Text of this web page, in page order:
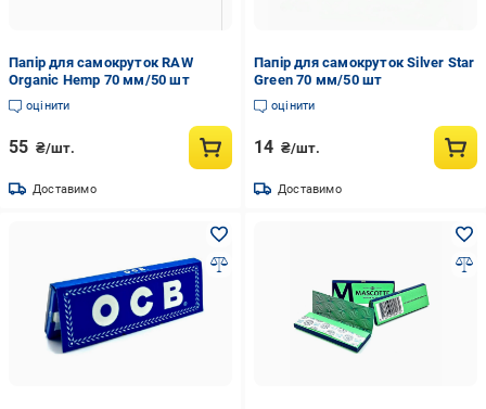
Папір для самокруток RAW
Organic Hemp 70 мм/50 шт
оцінити
55 ₴/шт.
Доставимо
Папір для самокруток Silver Star
Green 70 мм/50 шт
оцінити
14 ₴/шт.
Доставимо